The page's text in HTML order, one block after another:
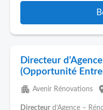
Directeur
(Opportunité
apartment Avenir Rénovations
Directeur d’Agence –